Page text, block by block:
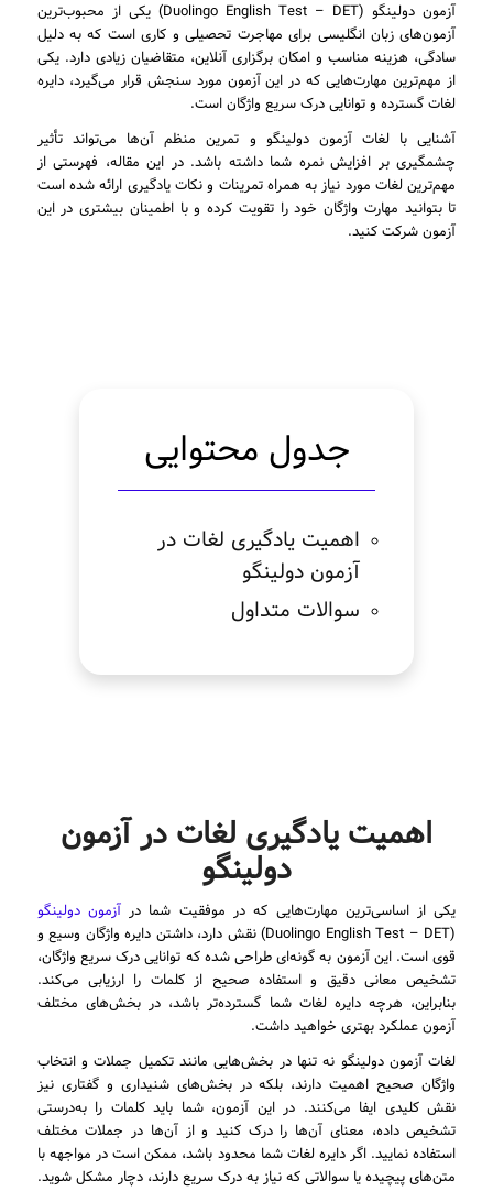
آزمون دولینگو (Duolingo English Test – DET) یکی از محبوب‌ترین
آزمون‌های زبان انگلیسی برای مهاجرت تحصیلی و کاری است که به دلیل
سادگی، هزینه مناسب و امکان برگزاری آنلاین، متقاضیان زیادی دارد. یکی
از مهم‌ترین مهارت‌هایی که در این آزمون مورد سنجش قرار می‌گیرد، دایره
لغات گسترده و توانایی درک سریع واژگان است.
آشنایی با لغات آزمون دولینگو و تمرین منظم آن‌ها می‌تواند تأثیر
چشمگیری بر افزایش نمره شما داشته باشد. در این مقاله، فهرستی از
مهم‌ترین لغات مورد نیاز به همراه تمرینات و نکات یادگیری ارائه شده است
تا بتوانید مهارت واژگان خود را تقویت کرده و با اطمینان بیشتری در این
آزمون شرکت کنید.
جدول محتوایی
اهمیت یادگیری لغات در
آزمون دولینگو
سوالات متداول
اهمیت یادگیری لغات در آزمون
دولینگو
یکی از اساسی‌ترین مهارت‌هایی که در موفقیت شما درآزمون دولینگو
(Duolingo English Test – DET) نقش دارد، داشتن دایره واژگان وسیع و
قوی است. این آزمون به گونه‌ای طراحی شده که توانایی درک سریع واژگان،
تشخیص معانی دقیق و استفاده صحیح از کلمات را ارزیابی می‌کند.
بنابراین، هرچه دایره لغات شما گسترده‌تر باشد، در بخش‌های مختلف
آزمون عملکرد بهتری خواهید داشت.
لغات آزمون دولینگو نه تنها در بخش‌هایی مانند تکمیل جملات و انتخاب
واژگان صحیح اهمیت دارند، بلکه در بخش‌های شنیداری و گفتاری نیز
نقش کلیدی ایفا می‌کنند. در این آزمون، شما باید کلمات را به‌درستی
تشخیص داده، معنای آن‌ها را درک کنید و از آن‌ها در جملات مختلف
استفاده نمایید. اگر دایره لغات شما محدود باشد، ممکن است در مواجهه با
متن‌های پیچیده یا سوالاتی که نیاز به درک سریع دارند، دچار مشکل شوید.